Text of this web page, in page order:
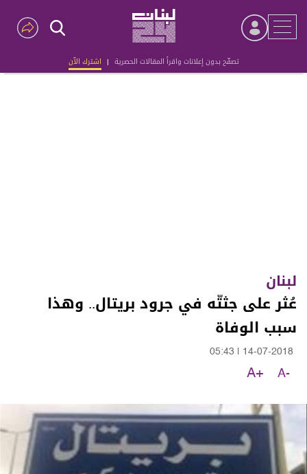
تصفّح بدون إعلانات واقرأ المقالات الحصرية | اشترك الآن
Advertisement
لبنان
عُثر على جثتّه في جرود بريتال.. وهذا
سبب الوفاة
14-07-2018
05:43
A-
A+